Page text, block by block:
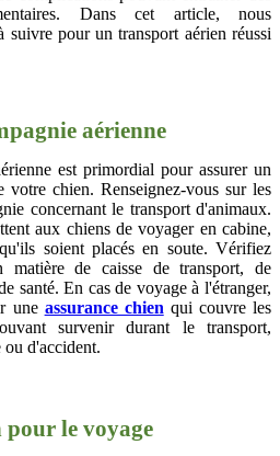
Dans cet article, nous
suivre pour un transport aérien réussi
aérienne
est primordial pour assurer un
votre chien. Renseignez-vous sur les
concernant le transport d'animaux.
aux chiens de voyager en cabine,
soient placés en soute. Vérifiez
matière de caisse de transport, de
santé. En cas de voyage à l'étranger,
une assurance chien qui couvre les
survenir durant le transport,
ou d'accident.
le voyage